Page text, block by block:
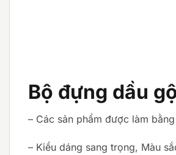
Bộ đựng dầu
– Các sản phẩm được làm
– Kiểu dáng sang trọng, Màu